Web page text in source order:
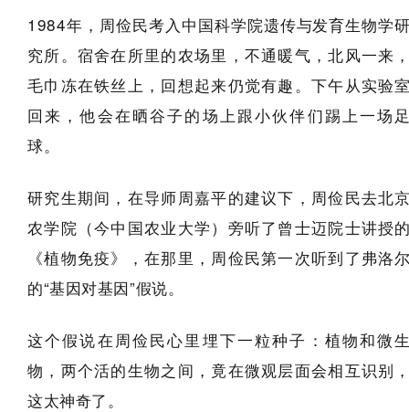
1984年，周俭民考入中国科学院遗传与发育生物学
究所。宿舍在所里的农场里，不通暖气，北风一来
毛巾冻在铁丝上，回想起来仍觉有趣。下午从实验
回来，他会在晒谷子的场上跟小伙伴们踢上一场
球。
研究生期间，在导师周嘉平的建议下，周俭民去北
农学院（今中国农业大学）旁听了曾士迈院士讲授
《植物免疫》，在那里，周俭民第一次听到了弗洛
的“基因对基因”假说。
这个假说在周俭民心里埋下一粒种子：植物和微
物，两个活的生物之间，竟在微观层面会相互识别
这太神奇了。